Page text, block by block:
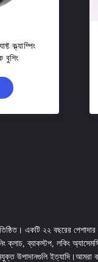
ক্ল্যাম্পিং
বুশিং
একটি ২২ বছরের
ক্লাচ, ব্যাকস্টপ, লকিং
উপাদানগুলি ইত্যাদি।আমরা